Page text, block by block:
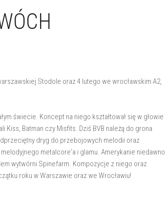
Stodole oraz 4 lutego we wrocławskim A2,
świecie. Koncept na niego kształtował się w głowie
Batman czy Misfits. Dziś BVB należą do grona
dryg do przebojowych melodii oraz
metalcore'a i glamu. Amerykanie niedawno
wytwórni Spinefarm. Kompozycje z niego oraz
roku w Warszawie oraz we Wrocławiu!